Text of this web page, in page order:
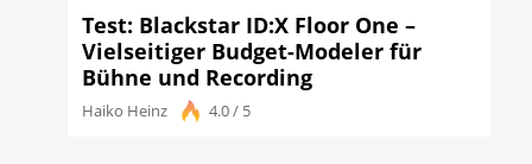
Test: Blackstar ID:X Floor One –
Vielseitiger Budget-Modeler für
Bühne und Recording
Haiko Heinz 4.0 / 5